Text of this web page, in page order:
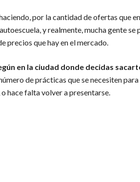
por la cantidad de ofertas que
y realmente, mucha gente
precios que hay en el mercado.
en la ciudad donde decidas
de prácticas que se necesiten
hace falta volver a presentarse.